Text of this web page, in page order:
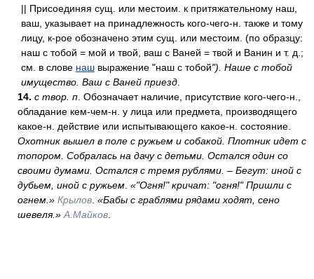
|| Присоединяя сущ. или местоим. к притяжательному наш,
ваш, указывает на принадлежность кого-чего-н. также и тому
лицу, к-рое обозначено этим сущ. или местоим. (по образцу:
наш с тобой = мой и твой, ваш с Ваней = твой и Ванин и т. д.;
см. в слове наш выражение "наш с тобой"). Наше с тобой
имущество. Ваш с Ваней приезд
14. с твор. п . Обозначает наличие, присутствие кого-чего-н.,
обладание кем-чем-н. у лица или предмета, производящего
какое-н. действие или испытывающего какое-н. состояние.
Охотник вышел в поле с ружьем и собакой. Плотник идет с
топором. Собралась на дачу с детьми. Остался один со
своими думами. Остался с тремя рублями. – Бегут: иной с
дубьем, иной с ружьем «"Огня!" кричат: "огня!" Пришли с
огнем.» Крылов «Бабы с граблями рядами ходят, сено
шевеля.» А.Майков